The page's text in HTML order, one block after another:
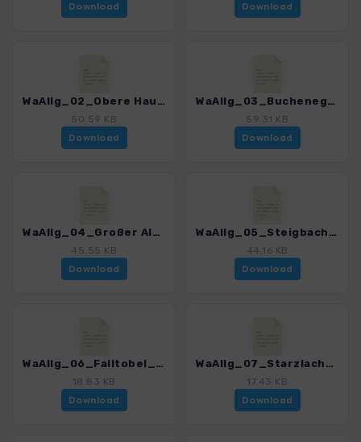
Download
Download
WaAllg_02_Obere Hausbachklamm_3143_1.gpx
50.59 KB
Download
WaAllg_03_Buchenegger Wasserfaelle_3143_1.gpx
59.31 KB
Download
WaAllg_04_Großer Alpsee_3143_1.gpx
45.55 KB
Download
WaAllg_05_Steigbachtobel_3143_1.gpx
44.16 KB
Download
WaAllg_06_Falltobel_3143_1.gpx
18.83 KB
Download
WaAllg_07_Starzlachklamm_3143_1.gpx
17.43 KB
Download